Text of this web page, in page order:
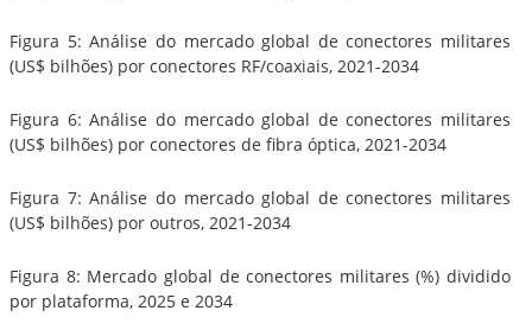
Figura 5: Análise do mercado global de conectores militares
(US$ bilhões) por conectores RF/coaxiais, 2021-2034
Figura 6: Análise do mercado global de conectores militares
(US$ bilhões) por conectores de fibra óptica, 2021-2034
Figura 7: Análise do mercado global de conectores militares
(US$ bilhões) por outros, 2021-2034
Figura 8: Mercado global de conectores militares (%) dividido
por plataforma, 2025 e 2034